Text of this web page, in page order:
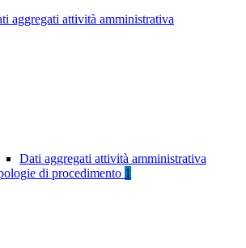
aggregati attività amministrativa
Dati aggregati attività amministrativa
di procedimento 1